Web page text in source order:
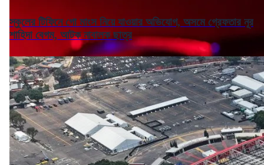
স্কুলের টিফিনে গো মাংস নিয়ে যাওয়ার অভিযোগ, অসমে গ্রেফতার নূর
শাহিদা বেগম, আটক নাবালক ছাত্র